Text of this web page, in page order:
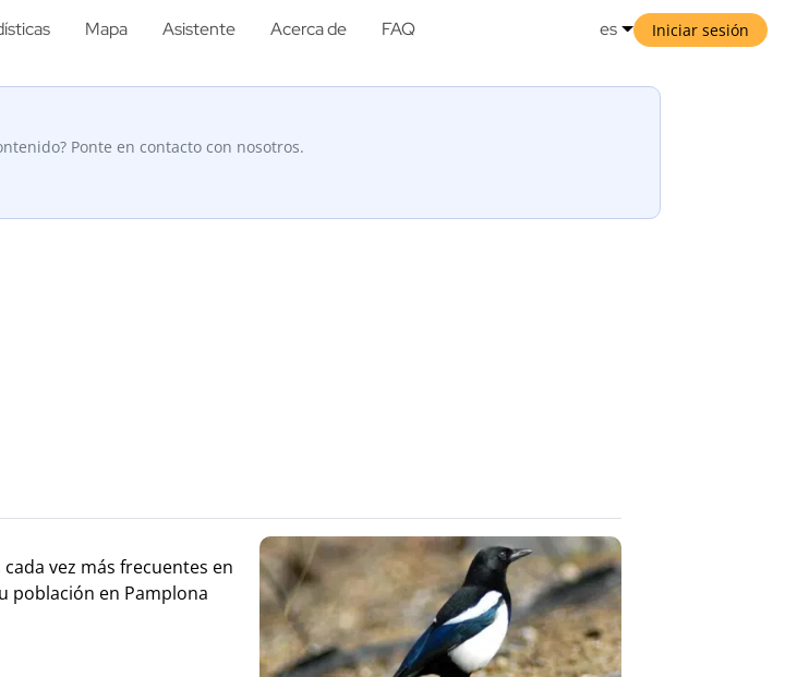
es Iniciar sesión
Mapa Asistente Acerca de FAQ
Ponte en contacto con nosotros.
vez más frecuentes en
población en Pamplona